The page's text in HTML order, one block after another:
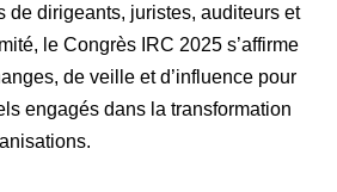
de dirigeants, juristes, auditeurs et
le Congrès IRC 2025 s’affirme
de veille et d’influence pour
engagés dans la transformation